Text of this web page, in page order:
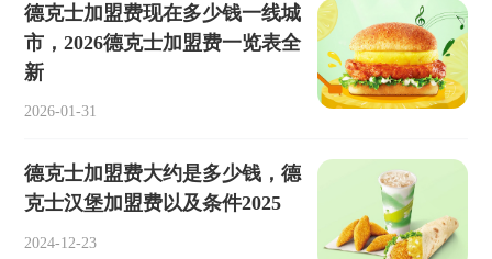
德克士加盟费现在多少钱一线城
市，2026德克士加盟费一览表全
新
2026-01-31
德克士加盟费大约是多少钱，德
克士汉堡加盟费以及条件2025
2024-12-23